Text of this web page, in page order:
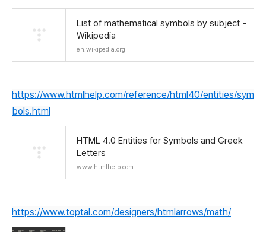
List of mathematical symbols by subject -
Wikipedia
en.wikipedia.org
https://www.htmlhelp.com/reference/html40/entities/sym
bols.html
HTML 4.0 Entities for Symbols and Greek
Letters
www.htmlhelp.com
https://www.toptal.com/designers/htmlarrows/math/